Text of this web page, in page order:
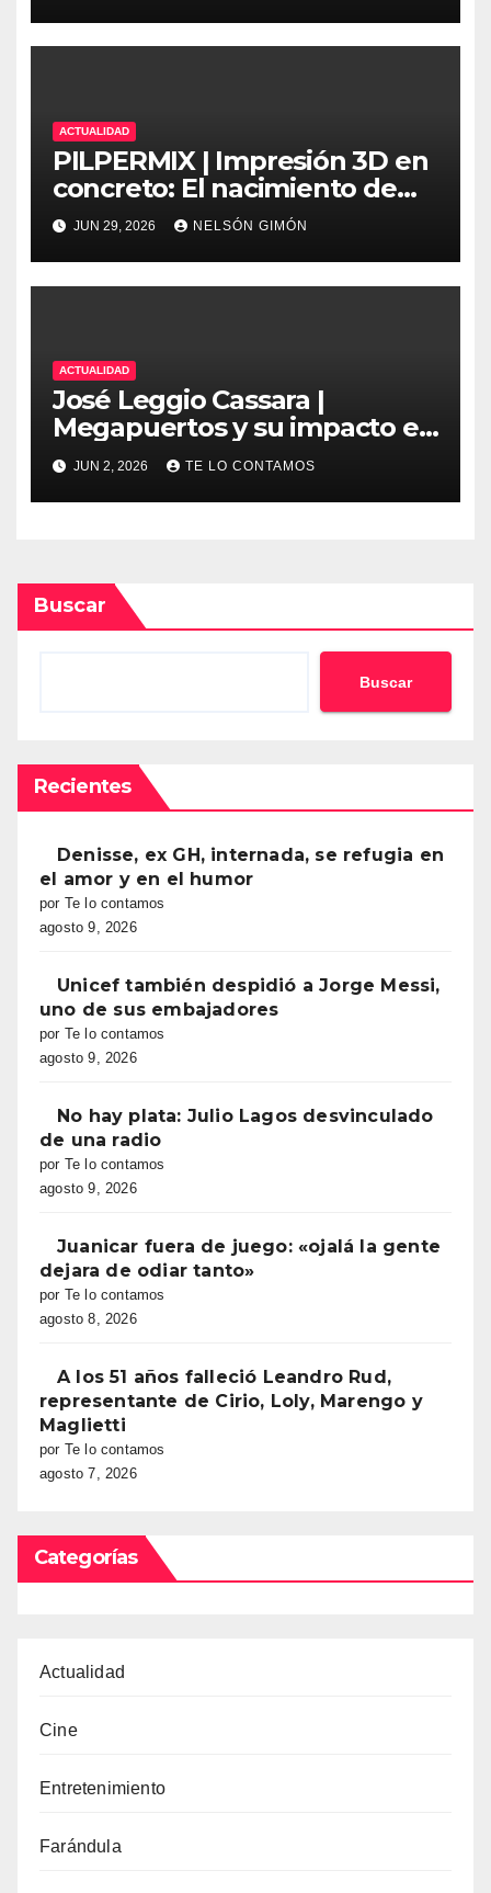
moderna
ACTUALIDAD
PILPERMIX | Impresión 3D en
concreto: El nacimiento de
una nueva era arquitectónica
automatizada
JUN 29, 2026 NELSÓN GIMÓN
ACTUALIDAD
José Leggio Cassara |
Megapuertos y su impacto en
el turismo y el comercio
global
JUN 2, 2026 TE LO CONTAMOS
Buscar
Buscar
Recientes
Denisse, ex GH, internada, se refugia en
el amor y en el humor
por Te lo contamos
agosto 9, 2026
Unicef también despidió a Jorge Messi,
uno de sus embajadores
por Te lo contamos
agosto 9, 2026
No hay plata: Julio Lagos desvinculado
de una radio
por Te lo contamos
agosto 9, 2026
Juanicar fuera de juego: «ojalá la gente
dejara de odiar tanto»
por Te lo contamos
agosto 8, 2026
A los 51 años falleció Leandro Rud,
representante de Cirio, Loly, Marengo y
Maglietti
por Te lo contamos
agosto 7, 2026
Categorías
Actualidad
Cine
Entretenimiento
Farándula